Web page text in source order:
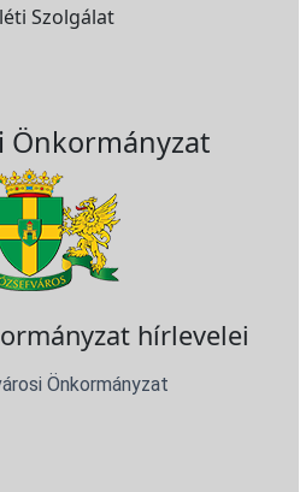
Szolgálat
Önkormányzat
hírlevelei
Önkormányzat